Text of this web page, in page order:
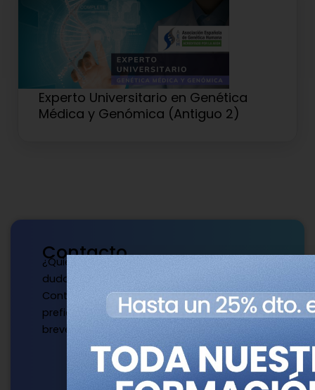
Experto Universitario en Genética
Médica y Genómica (Antiguo 2)
Contacto
¿Quieres publicar con nosotros? ¿Tienes
dudas?
Contacta con nosotros de la manera que
prefieras y te responderemos a la mayor
brevedad.